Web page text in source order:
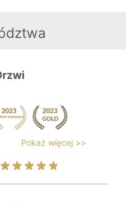
Pokaż więcej >>